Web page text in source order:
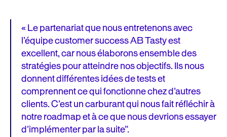
« Le partenariat que nous entretenons avec
l’équipe customer success AB Tasty est
excellent, car nous élaborons ensemble des
stratégies pour atteindre nos objectifs. Ils nous
donnent différentes idées de tests et
comprennent ce qui fonctionne chez d’autres
clients. C’est un carburant qui nous fait réfléchir à
notre roadmap et à ce que nous devrions essayer
d’implémenter par la suite”.